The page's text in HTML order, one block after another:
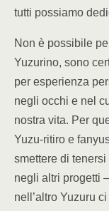
tutti possiamo
Non è possibile
Yuzurino, sono
per esperienza
negli occhi e nel
nostra vita. Per
Yuzu-ritiro e
smettere di
negli altri progetti
nell’altro Yuzuru